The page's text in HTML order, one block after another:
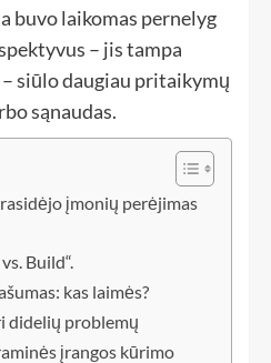
buvo laikomas pernelyg
– jis tampa
siūlo daugiau pritaikymų
sąnaudas.
įmonių perėjimas
Build“.
kas laimės?
didelių problemų
įrangos kūrimo